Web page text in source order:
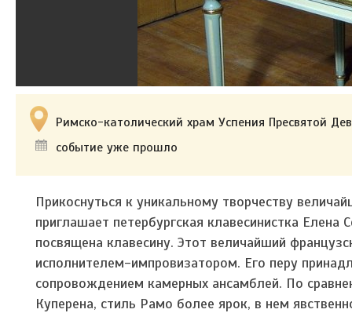
Римско-католический храм Успения Пресвятой
событие уже прошло
Прикоснуться к уникальному творчеству
приглашает петербургская клавесинистка
посвящена клавесину. Этот величайший
исполнителем-импровизатором. Его перу
сопровождением камерных ансамблей. По
Куперена, стиль Рамо более ярок, в нем